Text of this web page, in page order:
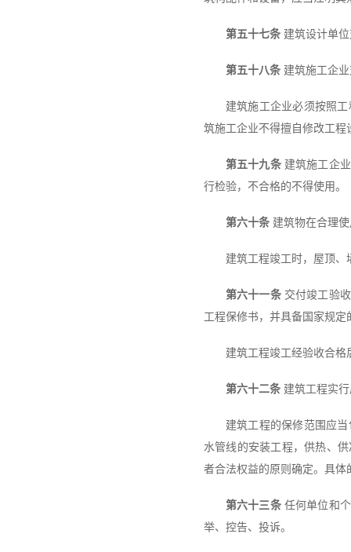
第五十七条 建筑设计单
第五十八条 建筑施工企
建筑施工企业必须按照
筑施工企业不得擅自修改工程
第五十九条建筑施工企
行检验，不合格的不得使用。
第六十条 建筑物在合理
建筑工程竣工时，屋顶
第六十一条交付竣工验
工程保修书，并具备国家规定
建筑工程竣工经验收合
第六十二条 建筑工程实
建筑工程的保修范围应
水管线的安装工程，供热、
者合法权益的原则确定。具
第六十三条任何单位和
举、控告、投诉。